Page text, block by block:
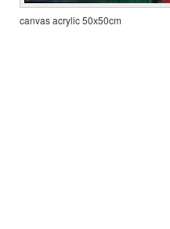
canvas acrylic 50х50cm